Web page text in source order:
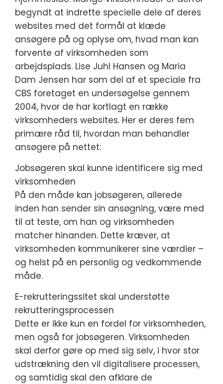
begyndt at indrette specielle dele af deres
websites med det formål at klæde
ansøgere på og oplyse om, hvad man kan
forvente af virksomheden som
arbejdsplads. Lise Juhl Hansen og Maria
Dam Jensen har som del af et speciale fra
CBS foretaget en undersøgelse gennem
2004, hvor de har kortlagt en række
virksomheders websites. Her er deres fem
primære råd til, hvordan man behandler
ansøgere på nettet:
Jobsøgeren skal kunne identificere sig med
virksomheden
På den måde kan jobsøgeren, allerede
inden han sender sin ansøgning, være med
til at teste, om han og virksomheden
matcher hinanden. Dette kræver, at
virksomheden kommunikerer sine værdier –
og helst på en personlig og vedkommende
måde.
E-rekrutteringssitet skal understøtte
rekrutteringsprocessen
Dette er ikke kun en fordel for virksomheden,
men også for jobsøgeren. Virksomheden
skal derfor gøre op med sig selv, i hvor stor
udstrækning den vil digitalisere processen,
og samtidig skal den afklare de